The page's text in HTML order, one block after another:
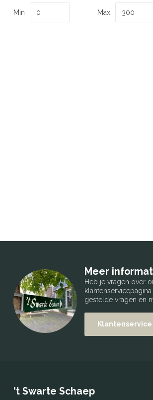
Min Max
Meer
Heb je vragen over
gestelde vragen en
Klantenservice
't Swarte Schaep